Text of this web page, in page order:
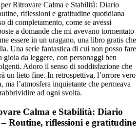
Ritrovare Calma e Stabilità: Diario
riflessioni e gratitudine quotidiana
di completamento, come se avessi
a domande che mi avevano tormentato
essere in un uragano, una libro gratis che
Una serie fantastica di cui non posso fare
da leggere, con personaggi ben
Adoro il senso di soddisfazione che
un lieto fine. In retrospettiva, l’orrore vero
ma l’atmosfera inquietante che permeava
ad ogni svolta.
Calma e Stabilità: Diario
– Routine, riflessioni e gratitudine